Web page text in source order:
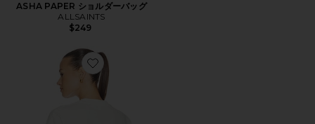
ASHA PAPER ショルダーバッグ
ALLSAINTS
$249
Favorite ETTA トップ